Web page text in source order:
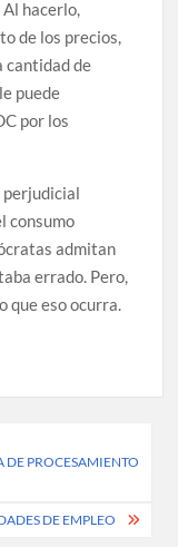
Al hacerlo,
de los precios,
cantidad de
puede
por los
perjudicial
consumo
admitan
errado. Pero,
que eso ocurra.
DE PROCESAMIENTO
DE EMPLEO